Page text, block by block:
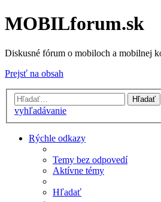
MOBILforum.sk
Diskusné fórum o mobiloch a mobilnej
Prejsť na obsah
Hľadať
vyhľadávanie
Rýchle odkazy
Temy bez odpovedí
Aktívne témy
Hľadať